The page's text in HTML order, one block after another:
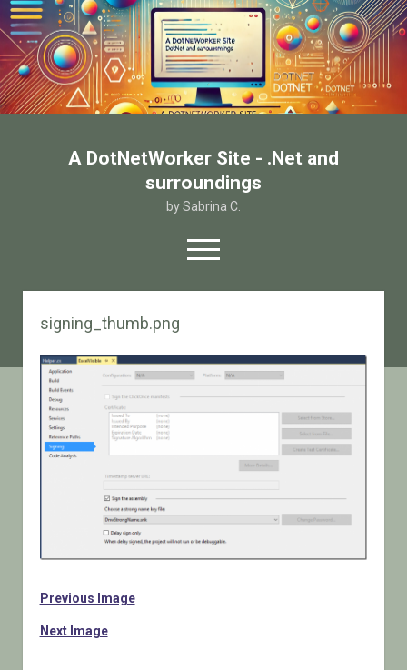
A DotNetWorker Site - .Net and
surroundings
by Sabrina C.
open
menu
twitterfacebook
email-form
Chi sono
signing_thumb.png
Previous Image
Next Image